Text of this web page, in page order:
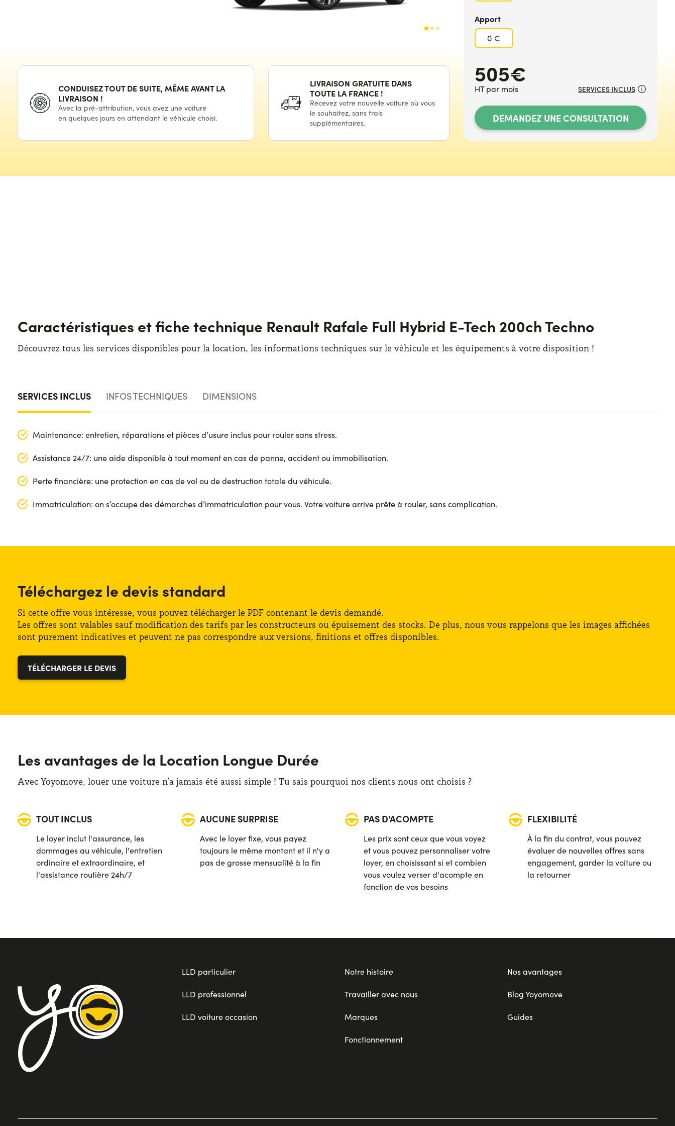
Apport
0 €
505€
HT par mois
DEMANDEZ UNE CONSULTATION
SERVICES INCLUS
CONDUISEZ TOUTDE SUITE, MÊME AVANT LA
LIVRAISON !
Avec la pré-attribution, vous avez une voiture
en quelques jours en attendant le véhicule choisi.
LIVRAISON GRATUITE DANS
TOUTE LA FRANCE !
Recevez votre nouvelle voiture où vous
le souhaitez, sans frais
supplémentaires.
Caractéristiques et fiche technique Renault Rafale Full Hybrid E-Tech 200ch Techno
Découvrez tous les services disponibles pour la location, les informations techniques sur le véhicule et les équipements à votre disposition !
SERVICES INCLUS INFOS TECHNIQUES DIMENSIONS
Maintenance: entretien, réparations et pièces d’usure inclus pour rouler sans stress.
Assistance 24/7: une aide disponible à tout moment en cas de panne, accident ou immobilisation.
Perte financière: une protection en cas de vol ou de destruction totale du véhicule.
Immatriculation: on s’occupe des démarches d’immatriculation pour vous. Votre voiture arrive prête à rouler, sans complication.
Boîte de vitesses : Automatique
Transmission : Avant
Places : 5
Puissance : 200 CV
Classe énergétique : C
Coffre (max): 1600 lt
Coffre (min): 530 lt
Téléchargez le devis standard
Si cette offre vous intéresse, vous pouvez télécharger le PDF contenant le devis demandé.
Les offres sont valables sauf modification des tarifs par les constructeurs ou épuisement des stocks. De plus, nous vous rappelons que les images affichées
sont purement indicatives et peuvent ne pas correspondre aux versions, finitions et offres disponibles.
TÉLÉCHARGER LE DEVIS
Les avantages de la Location Longue Durée
Avec Yoyomove, louer une voiture n’a jamais été aussi simple ! Tu sais pourquoi nos clients nous ont choisis ?
TOUT INCLUS
Le loyer inclut l'assurance, les
dommages au véhicule, l'entretien
ordinaire et extraordinaire, et
l'assistance routière 24h/7
AUCUNE SURPRISE
Avec le loyer fixe, vous payez
toujours le même montant et il n'y a
pas de grosse mensualité à la fin
PAS D'ACOMPTE
Les prix sont ceux que vous voyez
et vous pouvez personnaliser votre
loyer, en choisissant si et combien
vous voulez verser d'acompte en
fonction de vos besoins
FLEXIBILITÉ
À la fin du contrat, vous pouvez
évaluer de nouvelles offres sans
engagement, garder la voiture ou
la retourner
LLD particulier
LLD professionnel
LLD voiture occasion
Notre histoire
Travailler avec nous
Marques
Fonctionnement
Nos avantages
Blog Yoyomove
Guides